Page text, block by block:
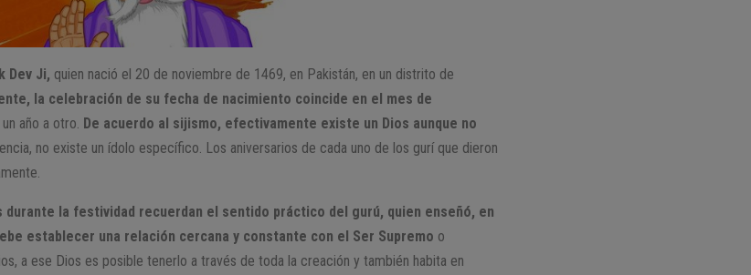
Dev Ji, quien nació el 20 de noviembre de 1469, en Pakistán, en un distrito de
la celebración de su fecha de nacimiento coincide en el mes de
año a otro. De acuerdo al sijismo, efectivamente existe un Dios aunque no
no existe un ídolo específico. Los aniversarios de cada uno de los gurí que dieron
durante la festividad recuerdan el sentido práctico del gurú, quien enseñó, en
establecer una relación cercana y constante con el Ser Supremo o
a ese Dios es posible tenerlo a través de toda la creación y también habita en